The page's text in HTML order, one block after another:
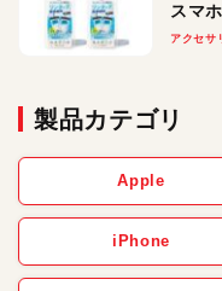
スマ
アクセサ
製品カテゴリ
Apple
iPhone